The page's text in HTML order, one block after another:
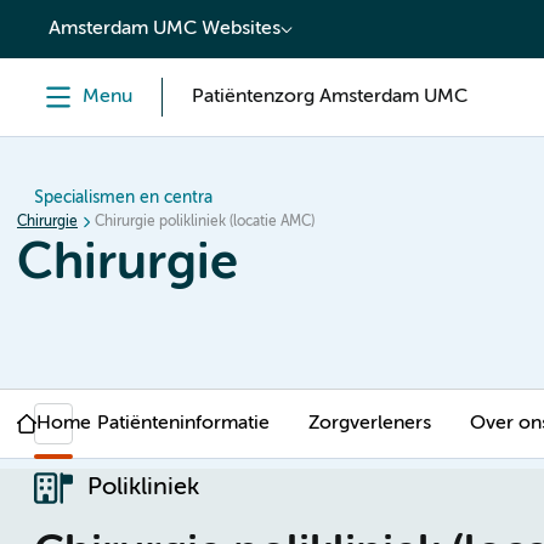
content
Amsterdam UMC Websites
Menu Patiëntenzorg Amsterdam UMC
Specialismen en centra
Chirurgie Chirurgie polikliniek (locatie AMC)
Chirurgie
Home Patiënteninformatie Zorgverleners Over
Polikliniek